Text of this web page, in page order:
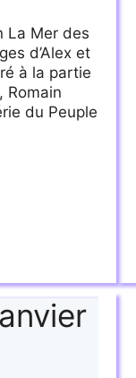
La Mer des
d’Alex et
à la partie
Romain
du Peuple